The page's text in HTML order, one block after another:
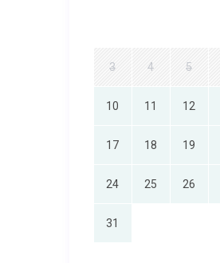
3 4 5
10 11 12
17 18 19
24 25 26
31